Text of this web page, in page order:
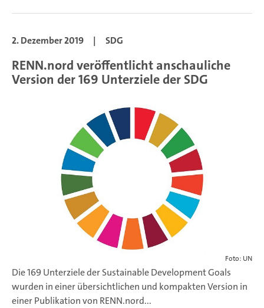
2. Dezember 2019 | SDG
RENN.nord veröffentlicht anschauliche
Version der 169 Unterziele der SDG
Foto: UN
Die 169 Unterziele der Sustainable Development Goals
wurden in einer übersichtlichen und kompakten Version in
einer Publikation von RENN.nord...